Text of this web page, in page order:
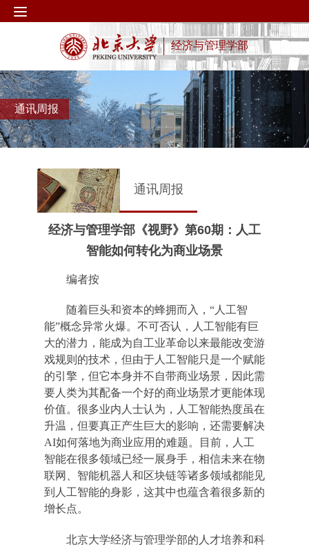
经济与管理学部
通讯周报
通讯周报
经济与管理学部《视野》第60期：人工
智能如何转化为商业场景
编者按
随着巨头和资本的蜂拥而入，“人工智
能”概念异常火爆。不可否认，人工智能有巨
大的潜力，能成为自工业革命以来最能改变游
戏规则的技术，但由于人工智能只是一个赋能
的引擎，但它本身并不自带商业场景，因此需
要人类为其配备一个好的商业场景才更能体现
价值。很多业内人士认为，人工智能热度虽在
升温，但要真正产生巨大的影响，还需要解决
AI如何落地为商业应用的难题。目前，人工
智能在很多领域已经一展身手，相信未来在物
联网、智能机器人和区块链等诸多领域都能见
到人工智能的身影，这其中也蕴含着很多新的
增长点。
北京大学经济与管理学部的人才培养和科